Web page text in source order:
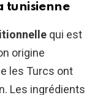
tunisienne
qui est
origine
les Turcs ont
Les ingrédients